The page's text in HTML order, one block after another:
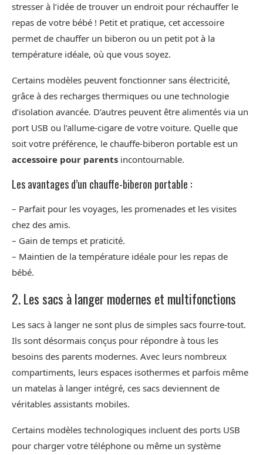
stresser à l’idée de trouver un endroit pour réchauffer le
repas de votre bébé ! Petit et pratique, cet accessoire
permet de chauffer un biberon ou un petit pot à la
température idéale, où que vous soyez.
Certains modèles peuvent fonctionner sans électricité,
grâce à des recharges thermiques ou une technologie
d’isolation avancée. D’autres peuvent être alimentés via un
port USB ou l’allume-cigare de votre voiture. Quelle que
soit votre préférence, le chauffe-biberon portable est un
accessoire pour parents incontournable.
Les avantages d’un chauffe-biberon portable :
– Parfait pour les voyages, les promenades et les visites
chez des amis.
– Gain de temps et praticité.
– Maintien de la température idéale pour les repas de
bébé.
2. Les sacs à langer modernes et multifonctions
Les sacs à langer ne sont plus de simples sacs fourre-tout.
Ils sont désormais conçus pour répondre à tous les
besoins des parents modernes. Avec leurs nombreux
compartiments, leurs espaces isothermes et parfois même
un matelas à langer intégré, ces sacs deviennent de
véritables assistants mobiles.
Certains modèles technologiques incluent des ports USB
pour charger votre téléphone ou même un système